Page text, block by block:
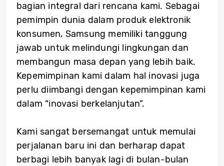
bagian integral dari rencana kami. Sebagai
pemimpin dunia dalam produk elektronik
konsumen, Samsung memiliki tanggung
jawab untuk melindungi lingkungan dan
membangun masa depan yang lebih baik.
Kepemimpinan kami dalam hal inovasi juga
perlu diimbangi dengan kepemimpinan kami
dalam “inovasi berkelanjutan”.
Kami sangat bersemangat untuk memulai
perjalanan baru ini dan berharap dapat
berbagi lebih banyak lagi di bulan-bulan